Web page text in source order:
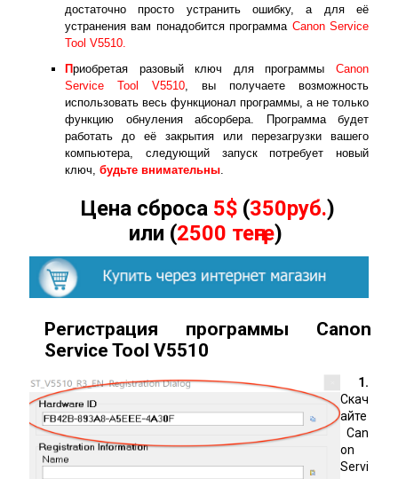
достаточно просто устранить ошибку, а для её
устранения вам понадобится программа Canon Service
Tool V5510.
Приобретая разовый ключ для программы Canon
Service Tool V5510, вы получаете возможность
использовать весь функционал программы, а не только
функцию обнуления абсорбера. Программа будет
работать до её закрытия или перезагрузки вашего
компьютера, следующий запуск потребует новый
ключ, будьте внимательны.
Цена сброса 5$ (350руб.)
или (2500 теңге)
Регистрация программы Canon
Service Tool V5510
1.
Скач
айте
Can
on
Servi